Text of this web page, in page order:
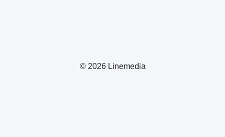
© 2026 Linemedia